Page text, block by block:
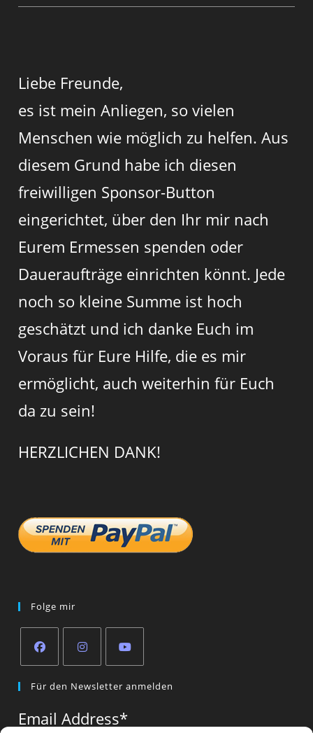
Liebe Freunde,
es ist mein Anliegen, so vielen
Menschen wie möglich zu helfen. Aus
diesem Grund habe ich diesen
freiwilligen Sponsor-Button
eingerichtet, über den Ihr mir nach
Eurem Ermessen spenden oder
Daueraufträge einrichten könnt. Jede
noch so kleine Summe ist hoch
geschätzt und ich danke Euch im
Voraus für Eure Hilfe, die es mir
ermöglicht, auch weiterhin für Euch
da zu sein!
HERZLICHEN DANK!
Folge mir
in
new
in
new
in
new
Für den Newsletter anmelden
Email Address*